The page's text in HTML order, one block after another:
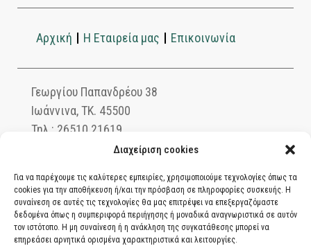
Διαχείριση cookies
Για να παρέχουμε τις καλύτερες εμπειρίες, χρησιμοποιούμε τεχνολογίες όπως τα
cookies για την αποθήκευση ή/και την πρόσβαση σε πληροφορίες συσκευής. Η
συναίνεση σε αυτές τις τεχνολογίες θα μας επιτρέψει να επεξεργαζόμαστε
δεδομένα όπως η συμπεριφορά περιήγησης ή μοναδικά αναγνωριστικά σε αυτόν
τον ιστότοπο. Η μη συναίνεση ή η ανάκληση της συγκατάθεσης μπορεί να
επηρεάσει αρνητικά ορισμένα χαρακτηριστικά και λειτουργίες.
Αρχική Η Εταιρεία μας Επικοινωνία
Γεωργίου Παπανδρέου 38
Ιωάννινα, ΤΚ. 45500
Τηλ.: 26510 21619
info@intraclean.gr
Ασφαλείς συναλλαγές μέσω PayPal. Πληρώστε
με χρεωστική ή πιστωτική κάρτα, αντικαταβολή
ή κατάθεση σε τραπεζικό λογαριασμό